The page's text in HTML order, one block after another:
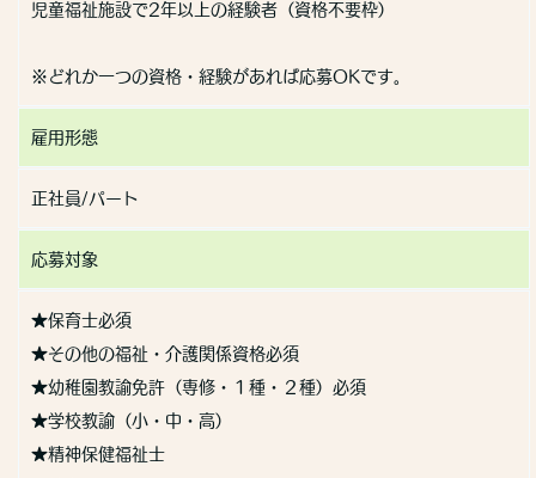
児童福祉施設で2年以上の経験者（資格不要枠）
※どれか一つの資格・経験があれば応募OKです。
雇用形態
正社員/パート
応募対象
★保育士必須
★その他の福祉・介護関係資格必須
★幼稚園教諭免許（専修・１種・２種）必須
★学校教諭（小・中・高）
★精神保健福祉士